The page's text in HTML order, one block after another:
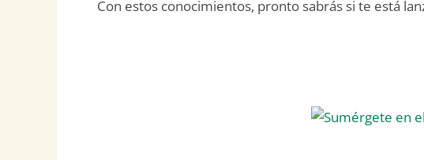
Con estos conocimientos, pronto sabrás si te está